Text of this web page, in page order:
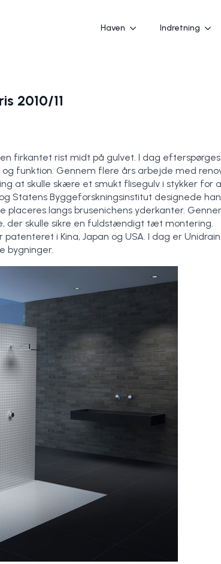
Haven Indretning
2010/11
firkantet rist midt på gulvet. I dag efterspørges
funktion. Gennem flere års arbejde med
at skulle skære et smukt flisegulv i stykker for
Statens Byggeforskningsinstitut designede
langs brusenichens yderkanter.
der skulle sikre en fuldstændigt tæt montering.
i Kina, Japan og USA. I dag er
bygninger.